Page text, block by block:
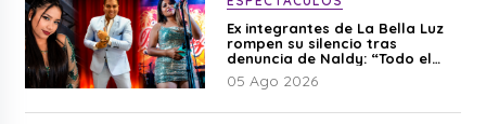
Ex integrantes de La Bella Luz
rompen su silencio tras
denuncia de Naldy: “Todo el
mundo lo sabía”
05 Ago 2026